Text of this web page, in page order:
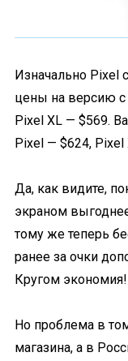
Изначально Pixel
цены на версию с
Pixel XL — $569.
Pixel — $624, Pixel
Да, как видите,
экраном
тому же теперь
ранее за очки
Кругом экономия!
Но проблема в
магазина, а в